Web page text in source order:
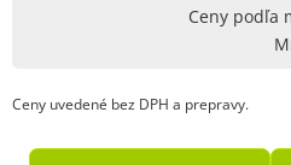
Ceny podľa
Ceny uvedené bez DPH a prepravy.